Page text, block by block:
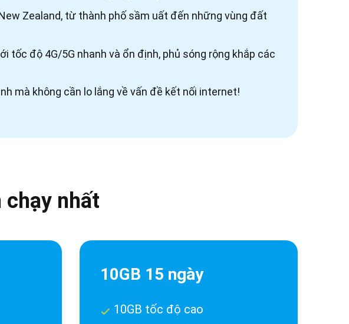
Zealand, từ thành phố sầm uất đến những vùng đất
tốc độ 4G/5G nhanh và ổn định, phủ sóng rộng khắp các
mà không cần lo lắng về vấn đề kết nối internet!
chạy nhất
10GB 15 ngày
10GB tốc độ cao